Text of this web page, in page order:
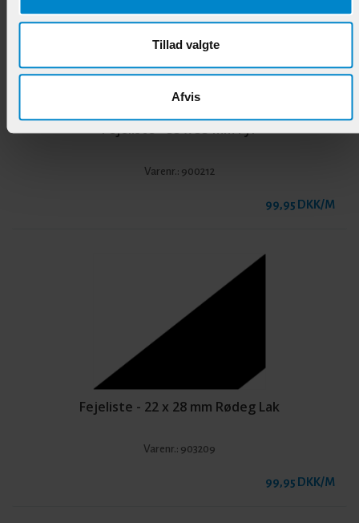
Tillad valgte
Afvis
Fejeliste - 33 x 33 mm Fyr
Varenr.: 900212
99,95 DKK/M
Fejeliste - 22 x 28 mm Rødeg Lak
Varenr.: 903209
99,95 DKK/M